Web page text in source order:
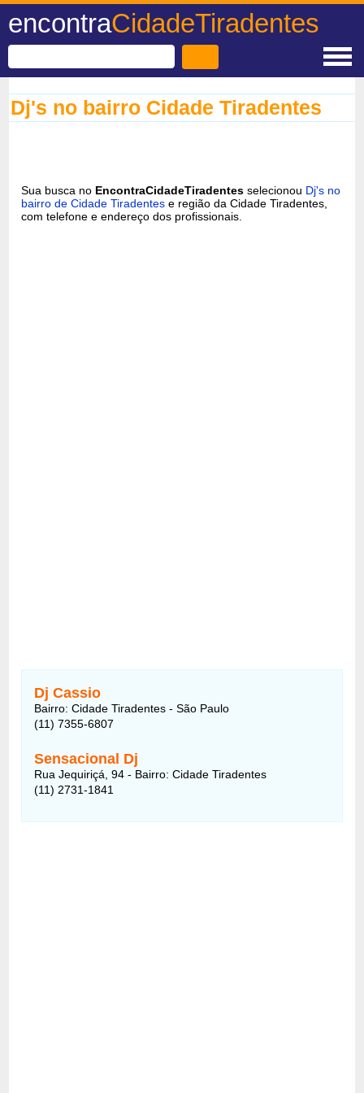
encontraCidadeTiradentes
Dj's no bairro Cidade Tiradentes
Sua busca no EncontraCidadeTiradentes selecionou Dj's no
bairro de Cidade Tiradentes e região da Cidade Tiradentes,
com telefone e endereço dos profissionais.
Dj Cassio
Bairro: Cidade Tiradentes - São Paulo
(11) 7355-6807
Sensacional Dj
Rua Jequiriçá, 94 - Bairro: Cidade Tiradentes
(11) 2731-1841